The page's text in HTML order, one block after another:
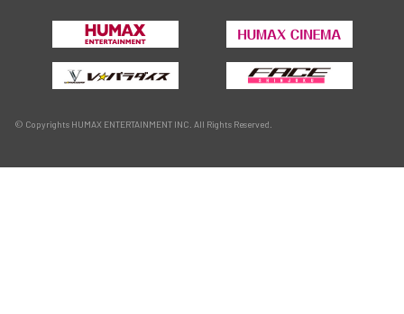
© Copyrights HUMAX ENTERTAINMENT INC. All Rights Reserved.